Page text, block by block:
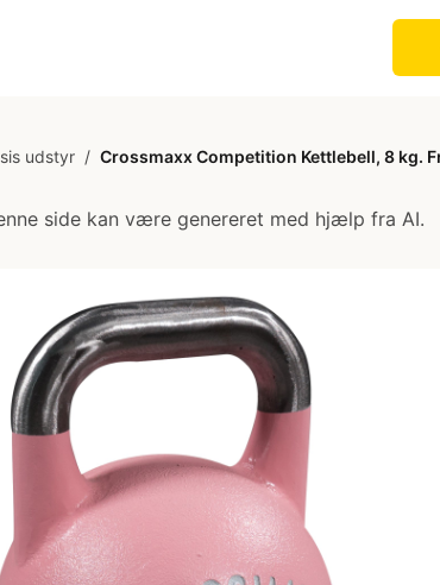
udstyr / Crossmaxx Competition Kettlebell, 8
side kan være genereret med hjælp fra AI.